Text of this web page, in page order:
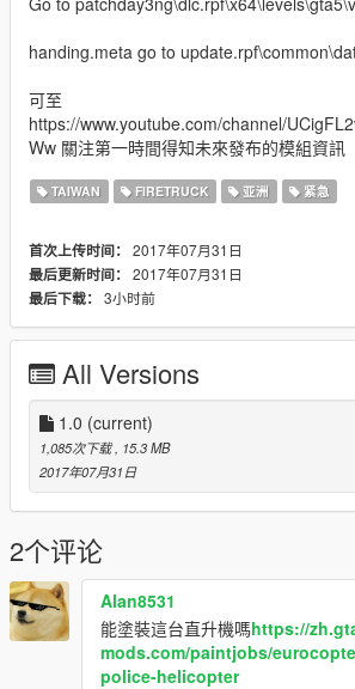
handing.meta go to
可至
https://www.youtube.com/channel/
Ww 關注第一時間得知未來發布的模組資訊
TAIWAN FIRETRUCK 亚洲 紧急
首次上传时间： 2017年07月31日
最后更新时间： 2017年07月31日
最后下载： 3小时前
All Versions
1.0 (current)
1,085次下载 , 15.3 MB
2017年07月31日
2个评论
Alan8531
能塗裝這台直升機嗎https://
mods.com/paintjobs/
police-helicopter